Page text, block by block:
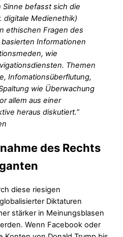
befasst sich die
digitale Medienethik)
ethischen Fragen des
Informationen
wie
Themen
Infomationsüberflutung,
wie Überwachung
allem aus einer
heraus diskutiert.”
des Rechts
diese riesigen
Diktaturen
stärker in Meinungsblasen
Wenn Facebook oder